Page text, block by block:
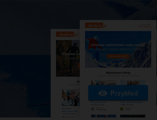
Przykład